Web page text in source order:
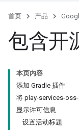
首页 产品
包含开
本页内容
添加 Gradle 插件
将 play-services-
显示许可信息
设置活动标题